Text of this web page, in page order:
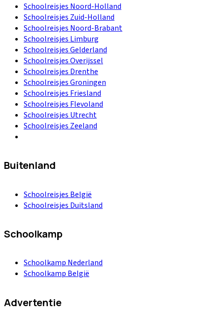
Schoolreisjes Noord-Holland
Schoolreisjes Zuid-Holland
Schoolreisjes Noord-Brabant
Schoolreisjes Limburg
Schoolreisjes Gelderland
Schoolreisjes Overijssel
Schoolreisjes Drenthe
Schoolreisjes Groningen
Schoolreisjes Friesland
Schoolreisjes Flevoland
Schoolreisjes Utrecht
Schoolreisjes Zeeland
Buitenland
Schoolreisjes België
Schoolreisjes Duitsland
Schoolkamp
Schoolkamp Nederland
Schoolkamp België
Advertentie